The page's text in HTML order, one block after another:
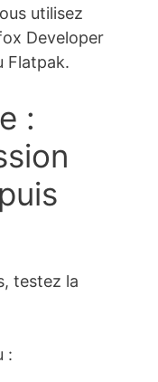
utilisez
Developer
Flatpak.
:
testez la
: